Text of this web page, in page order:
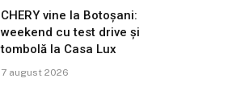
CHERY vine la Botoșani:
weekend cu test drive și
tombolă la Casa Lux
7 august 2026